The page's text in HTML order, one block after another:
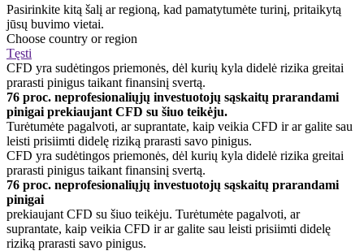
Pasirinkite kitą šalį ar regioną, kad pamatytumėte turinį, pritaikytą
jūsų buvimo vietai.
Choose country or region
Tęsti
CFD yra sudėtingos priemonės, dėl kurių kyla didelė rizika greitai
prarasti pinigus taikant finansinį svertą.
76 proc. neprofesionaliųjų investuotojų sąskaitų prarandami
pinigai prekiaujant CFD su šiuo teikėju.
Turėtumėte pagalvoti, ar suprantate, kaip veikia CFD ir ar galite sau
leisti prisiimti didelę riziką prarasti savo pinigus.
CFD yra sudėtingos priemonės, dėl kurių kyla didelė rizika greitai
prarasti pinigus taikant finansinį svertą.
76 proc. neprofesionaliųjų investuotojų sąskaitų prarandami
pinigai
prekiaujant CFD su šiuo teikėju. Turėtumėte pagalvoti, ar
suprantate, kaip veikia CFD ir ar galite sau leisti prisiimti didelę
riziką prarasti savo pinigus.